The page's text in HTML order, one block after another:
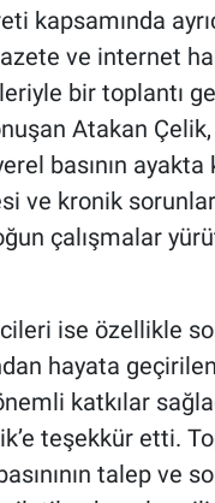
kapsamında
ve internet
bir toplantı
Atakan Çelik,
basının ayakta
ve kronik
çalışmalar
ise özellikle
hayata
katkılar
teşekkür etti.
talep ve